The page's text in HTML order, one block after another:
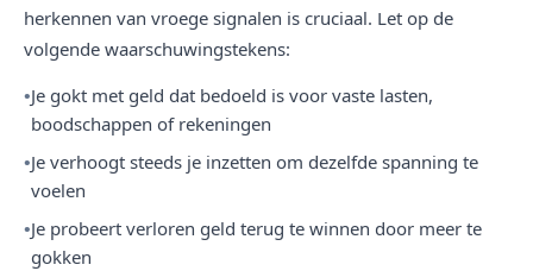
herkennen van vroege signalen is cruciaal. Let op de
volgende waarschuwingstekens:
Je gokt met geld dat bedoeld is voor vaste lasten,
boodschappen of rekeningen
Je verhoogt steeds je inzetten om dezelfde spanning te
voelen
Je probeert verloren geld terug te winnen door meer te
gokken